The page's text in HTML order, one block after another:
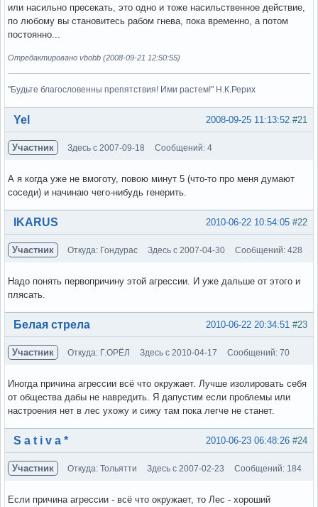
или насильно пресекать, это одно и тоже насильственное действие,
по любому вы становитесь рабом гнева, пока временно, а потом
постоянно...
Отредактировано vbobb (2008-09-21 12:50:55)
"Будьте благословенны препятствия! Ими растем!" Н.К.Рерих
Вне форума #21
2008-09-25 11:13:52
Yel
Участник Здесь с 2007-09-18 Сообщений: 4
А я когда уже не вмоготу, повою минут 5 (что-то про меня думают
соседи) и начинаю чего-нибудь генерить.
Вне форума #22
2010-06-22 10:54:05
IKARUS
Участник Откуда: Гондурас Здесь с 2007-04-30 Сообщений: 428
Надо понять первопричину этой агрессии. И уже дальше от этого и
плясать.
Вне форума #23
2010-06-22 20:34:51
Белая стрела
Участник Откуда: Г.ОРЁЛ Здесь с 2010-04-17 Сообщений: 70
Иногда причина агрессии всё что окружает. Лучше изолировать себя
от общества дабы не навредить. Я дапустим если проблемы или
настроения нет в лес ухожу и сижу там пока легче не станет.
Вне форума #24
2010-06-23 06:48:26
S a t i v a *
Участник Откуда: Тольятти Здесь с 2007-02-23 Сообщений: 184
Если причина агрессии - всё что окружает, то Лес - хороший